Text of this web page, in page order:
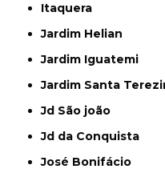
Itaquera
Jardim Helian
Jardim Iguatemi
Jardim Santa
Jd São joão
Jd da Conquista
José Bonifácio